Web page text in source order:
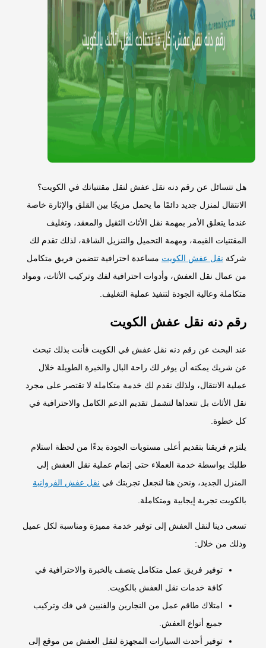
هل تتسائل عن رقم دنه نقل عفشلنقل مقتنياتك في الكويت؟
الانتقال لمنزل جديد دائمًا ما يحمل مزيجًا بين القلق والإثارة خاصة
عندما يتعلق الأمر بمهمة نقل الأثاث الثقيل والمعقد، وتغليف
المقتنيات القيمة، ومهمة التحميل والتنزيل الشاقة، لذلك تقدم لك
شركة نقل عفش الكويتمساعدة احترافية تتضمن فريق متكامل
من عمال نقل العفش، وأدوات احترافية لفك وتركيب الأثاث، ومواد
متكاملة وعالية الجودة لتنفيذ عملية التغليف.
رقم دنه نقل عفش الكويت
عند البحث عن رقم دنه نقل عفشفي الكويت فأنت بذلك تبحث
عن شريك يمكنه أن يوفر لك راحة البال والخبرة الطويلة خلال
عملية الانتقال، ولذلك نقدم لك خدمة متكاملة لا تقتصر على مجرد
نقل الأثاث بل تتعداها لتشمل تقديم الدعم الكامل والاحترافية في
كل خطوة.
يلتزم فريقنا بتقديم أعلى مستويات الجودة بدءًا من لحظة استلام
طلبك بواسطة خدمة العملاء حتى إتمام عملية نقل العفش إلى
المنزل الجديد، ونحن هنا لنجعل تجربتك في نقل عفش الفروانية
بالكويت تجربة إيجابية ومتكاملة.
تسعى دينا لنقل العفش إلى توفير خدمة مميزة ومناسبة لكل عميل
وذلك من خلال:
توفير فريق عمل متكامل يتصف بالخبرة والاحترافية في
كافة خدمات نقل العفش بالكويت.
امتلاك طاقم عمل من النجارين والفنيين في فك وتركيب
جميع أنواع العفش.
توفير أحدث السيارات المجهزة لنقل العفش من موقع إلى